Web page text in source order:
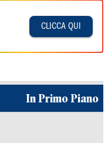
CLICCA QUI
In Primo Piano